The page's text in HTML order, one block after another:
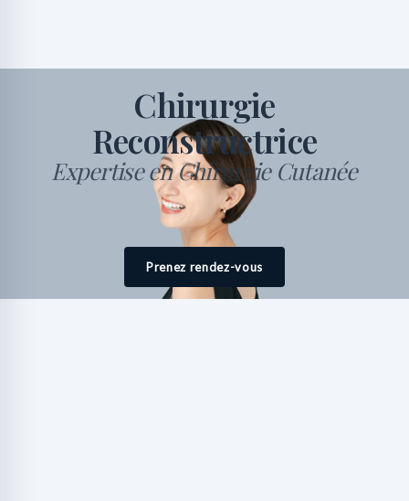
Chirurgie
Reconstructrice
Expertise en Chirurgie Cutanée
Prenez rendez-vous